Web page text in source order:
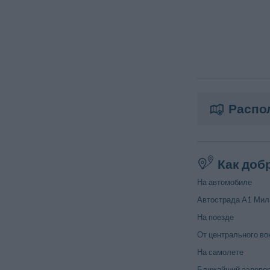
Как
На автомобиле
Автострада A1
На поезде
От центрального
На самолете